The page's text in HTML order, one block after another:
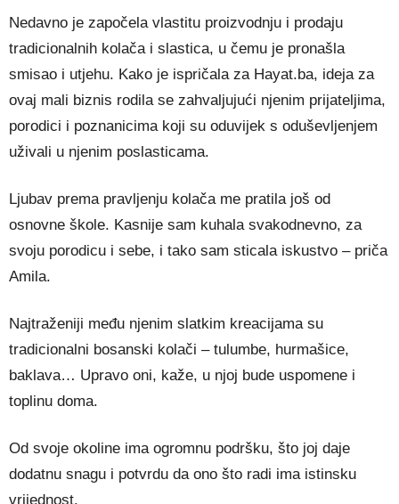
Nedavno je započela vlastitu proizvodnju i prodaju
tradicionalnih kolača i slastica, u čemu je pronašla
smisao i utjehu. Kako je ispričala za Hayat.ba, ideja za
ovaj mali biznis rodila se zahvaljujući njenim prijateljima,
porodici i poznanicima koji su oduvijek s oduševljenjem
uživali u njenim poslasticama.
Ljubav prema pravljenju kolača me pratila još od
osnovne škole. Kasnije sam kuhala svakodnevno, za
svoju porodicu i sebe, i tako sam sticala iskustvo – priča
Amila.
Najtraženiji među njenim slatkim kreacijama su
tradicionalni bosanski kolači – tulumbe, hurmašice,
baklava… Upravo oni, kaže, u njoj bude uspomene i
toplinu doma.
Od svoje okoline ima ogromnu podršku, što joj daje
dodatnu snagu i potvrdu da ono što radi ima istinsku
vrijednost.